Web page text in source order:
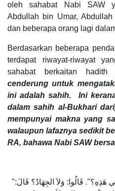
oleh sahabat Nabi SAW
Abdullah bin Umar,
dan beberapa orang lagi
Berdasarkan beberapa
terdapat riwayat-riwayat
sahabat berkaitan
cenderung untuk
ini adalah sahih. Ini
dalam sahih al-Bukhari
mempunyai makna yang
walaupun lafaznya sedikit
RA, bahawa Nabi SAW
"مَا العَمَلُ فِي أَيَّامٍ أَفْضَلَ مِنْهَا فِي هَذِهِ؟". قَالُوا: وَلاَ الجِهَادُ؟ قَالَ: